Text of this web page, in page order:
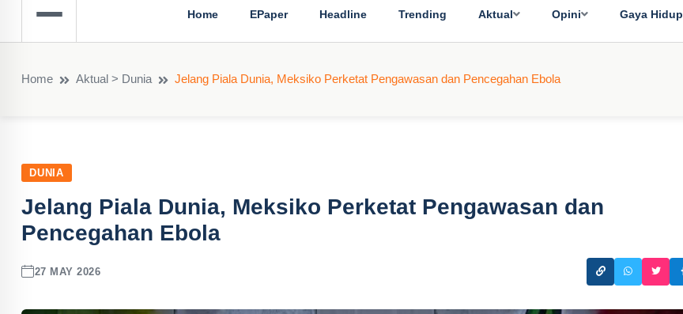
Home EPaper Headline Trending Aktual Opini Gaya Hidup
Home Aktual > Dunia Jelang Piala Dunia, Meksiko Perketat Pengawasan dan Pencegahan Ebola
DUNIA
Jelang Piala Dunia, Meksiko Perketat Pengawasan dan
Pencegahan Ebola
27 MAY 2026